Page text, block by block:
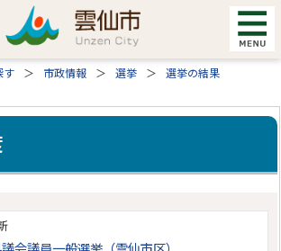
す 市政情報 選挙
選挙の結果